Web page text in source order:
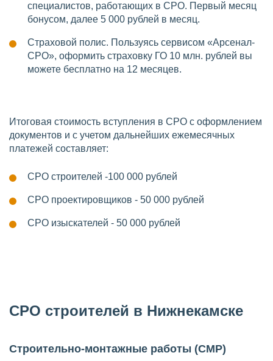
специалистов, работающих в СРО. Первый месяц
бонусом, далее 5 000 рублей в месяц.
Страховой полис. Пользуясь сервисом «Арсенал-
СРО», оформить страховку ГО 10 млн. рублей вы
можете бесплатно на 12 месяцев.
Итоговая стоимость вступления в СРО с оформлением
документов и с учетом дальнейших ежемесячных
платежей составляет:
СРО строителей -100 000 рублей
СРО проектировщиков - 50 000 рублей
СРО изыскателей - 50 000 рублей
СРО строителей в Нижнекамске
Строительно-монтажные работы (СМР)